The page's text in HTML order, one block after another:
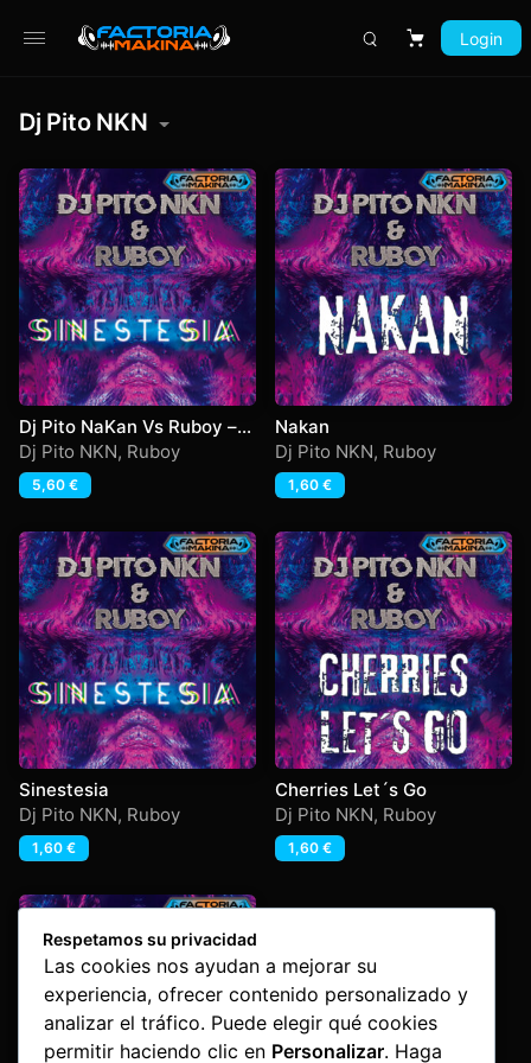
Carrito
Login
Dj Pito NKN
Dj Pito NaKan Vs Ruboy –
Synestesia
Dj Pito NKN, Ruboy
5,60 €
Nakan
Dj Pito NKN, Ruboy
1,60 €
Sinestesia
Dj Pito NKN, Ruboy
1,60 €
Cherries Let´s Go
Dj Pito NKN, Ruboy
1,60 €
Respetamos su privacidad
Las cookies nos ayudan a mejorar su
experiencia, ofrecer contenido personalizado y
analizar el tráfico. Puede elegir qué cookies
permitir haciendo clic en Personalizar. Haga